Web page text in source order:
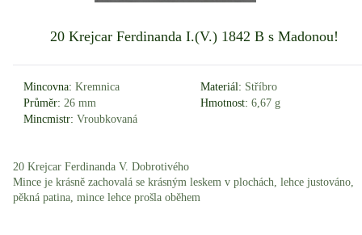
20 Krejcar Ferdinanda I.(V.) 1842 B s Madonou!
Mincovna: Kremnica Materiál: Stříbro
Průměr: 26 mm Hmotnost: 6,67 g
Mincmistr: Vroubkovaná
20 Krejcar Ferdinanda V. Dobrotivého
Mince je krásně zachovalá se krásným leskem v plochách, lehce justováno,
pěkná patina, mince lehce prošla oběhem